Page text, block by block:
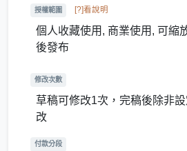
授權範圍 [?]看說明
個人收藏使用, 商業使用, 可縮
後發布
修改次數
草稿可修改1次，完稿後除非
改
付款分段